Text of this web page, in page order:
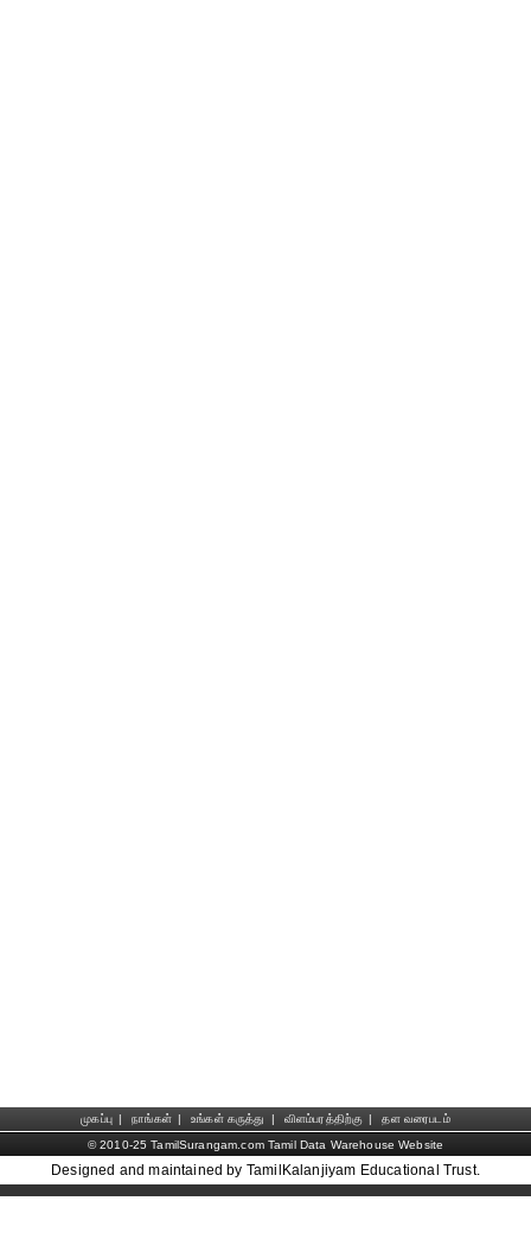
முகப்பு | நாங்கள் | உங்கள் கருத்து | விளம்பரத்திற்கு |
தள வரைபடம்
© 2010-25 TamilSurangam.com Tamil Data Warehouse Website
Designed and maintained by TamilKalanjiyam Educational Trust.